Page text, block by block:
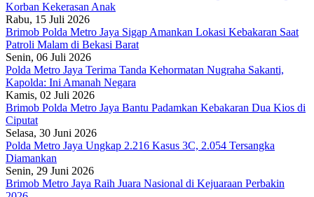
Korban Kekerasan Anak
Rabu, 15 Juli 2026
Brimob Polda Metro Jaya Sigap Amankan Lokasi Kebakaran Saat
Patroli Malam di Bekasi Barat
Senin, 06 Juli 2026
Polda Metro Jaya Terima Tanda Kehormatan Nugraha Sakanti,
Kapolda: Ini Amanah Negara
Kamis, 02 Juli 2026
Brimob Polda Metro Jaya Bantu Padamkan Kebakaran Dua Kios di
Ciputat
Selasa, 30 Juni 2026
Polda Metro Jaya Ungkap 2.216 Kasus 3C, 2.054 Tersangka
Diamankan
Senin, 29 Juni 2026
Brimob Metro Jaya Raih Juara Nasional di Kejuaraan Perbakin